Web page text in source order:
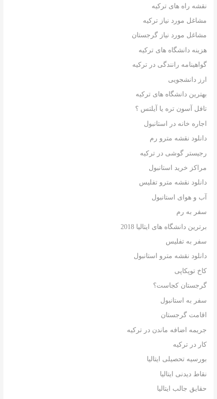
نقشه راه های ترکیه
مشاغل مورد نیاز ترکیه
مشاغل مورد نیاز گرجستان
هزینه دانشگاه های ترکیه
گواهینامه رانندگی در ترکیه
ارز دانشجویی
بهترین دانشگاه های ترکیه
تافل آسون تره یا آیلتس ؟
اجاره خانه در استانبول
دانلود نقشه مترو رم
رجیستر گوشی در ترکیه
مراکز خرید استانبول
دانلود نقشه مترو تفلیس
آب و هوای استانبول
سفر به رم
برترین دانشگاه های ایتالیا 2018
سفر به تفلیس
دانلود نقشه مترو استانبول
کاخ توپکاپی
گرجستان کجاست؟
سفر به استانبول
اقامت گرجستان
جریمه اضافه ماندن در ترکیه
کار در ترکیه
بورسیه تحصیلی ایتالیا
نقاط دیدنی ایتالیا
حقایق جالب ایتالیا